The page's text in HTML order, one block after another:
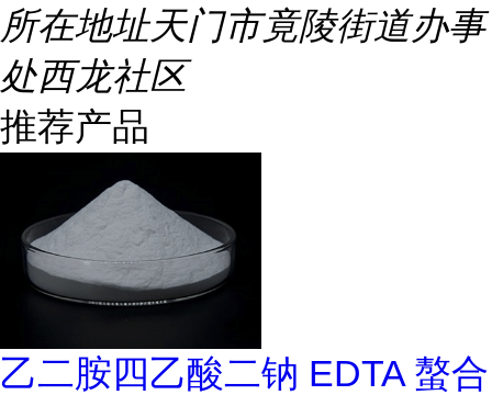
所在地址天门市竟陵街道办事
处西龙社区
推荐产品
乙二胺四乙酸二钠 EDTA 螯合